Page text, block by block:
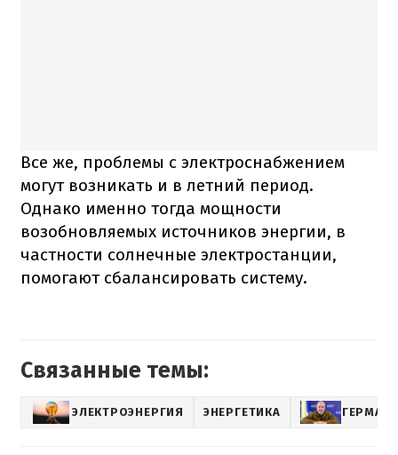
Все же, проблемы с электроснабжением
могут возникать и в летний период.
Однако именно тогда мощности
возобновляемых источников энергии, в
частности солнечные электростанции,
помогают сбалансировать систему.
Связанные темы:
ЭЛЕКТРОЭНЕРГИЯ ЭНЕРГЕТИКА ГЕРМАН